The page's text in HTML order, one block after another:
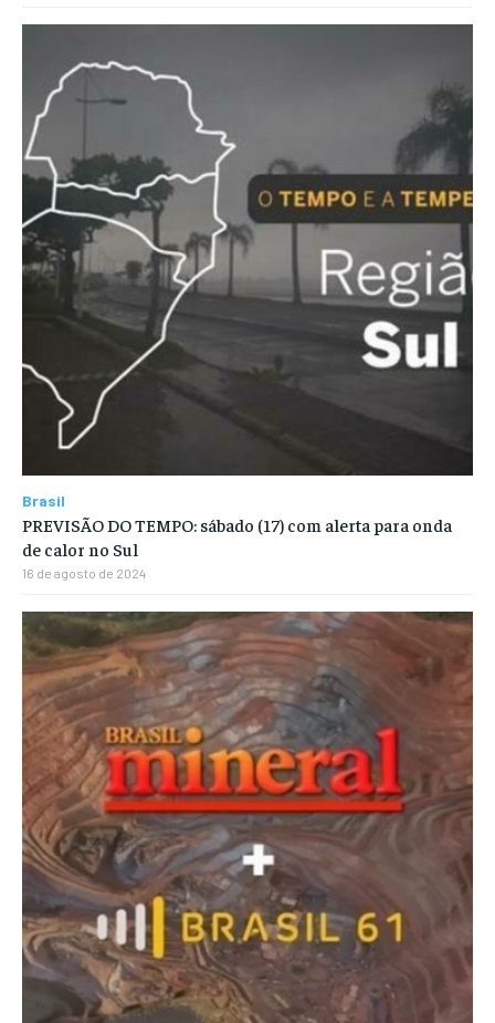
Brasil
PREVISÃO DO TEMPO: sábado (17) com alerta para onda
de calor no Sul
16 de agosto de 2024